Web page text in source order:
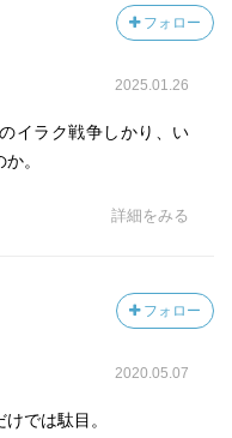
フォロー
2025.01.26
イラク戦争しかり、い
。
詳細をみる
フォロー
2020.05.07
では駄目。